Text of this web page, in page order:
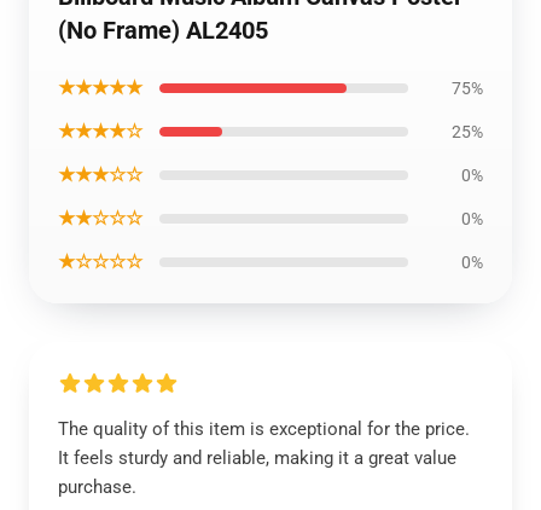
(No Frame) AL2405
★★★★★ 75%
★★★★☆ 25%
★★★☆☆ 0%
★★☆☆☆ 0%
★☆☆☆☆ 0%
The quality of this item is exceptional for the price.
It feels sturdy and reliable, making it a great value
purchase.